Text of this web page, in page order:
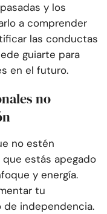
y los
a comprender
las conductas
guiarte para
en el futuro.
no
no estén
estás apegado
y energía.
tu
independencia.